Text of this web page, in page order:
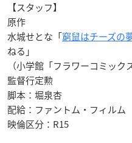
【スタッフ】
原作
水城せとな「窮鼠はチーズの
ねる」
（小学館「フラワーコミック
監督行定勲
脚本：堀泉杏
配給：ファントム・フィルム
映倫区分：R15